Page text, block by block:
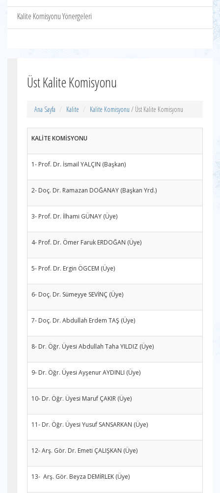
Kalite Komisyonu Yönergeleri
Üst Kalite Komisyonu
Ana Sayfa Kalite Kalite Komisyonu / Üst Kalite Komisyonu
KALİTE KOMİSYONU
1- Prof. Dr. İsmail YALÇIN (Başkan)
2- Doç. Dr. Ramazan DOĞANAY (Başkan Yrd.)
3- Prof. Dr. İlhami GÜNAY (Üye)
4- Prof. Dr. Ömer Faruk ERDOĞAN (Üye)
5- Prof. Dr. Ergin ÖGCEM (Üye)
6- Doç. Dr. Sümeyye SEVİNÇ (Üye)
7- Doç. Dr. Abdullah Erdem TAŞ (Üye)
8- Dr. Öğr. Üyesi Abdullah Taha YILDIZ (Üye)
9- Dr. Öğr. Üyesi Ayşenur AYDINLI (Üye)
10- Dr. Öğr. Üyesi Maruf ÇAKIR (Üye)
11- Dr. Öğr. Üyesi Yusuf SANSARKAN (Üye)
12- Arş. Gör. Dr. Emeti ÇALIŞKAN (Üye)
13- Arş. Gör. Beyza DEMİRLEK (Üye)